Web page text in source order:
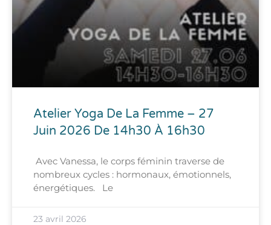
Atelier Yoga De La Femme – 27
Juin 2026 De 14h30 À 16h30
Avec Vanessa, le corps féminin traverse de
nombreux cycles : hormonaux, émotionnels,
énergétiques. Le
23 avril 2026